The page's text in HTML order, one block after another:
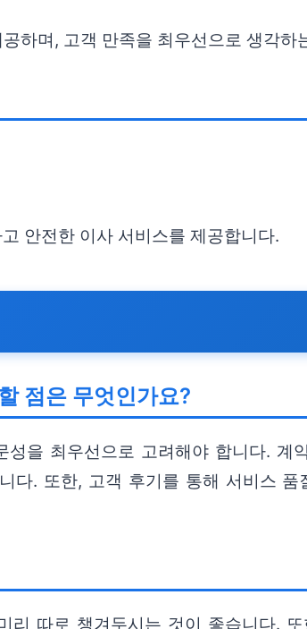
하며, 고객 만족을 최우선으로 생각하
안전한 이사 서비스를 제공합니다.
점은 무엇인가요?
을 최우선으로 고려해야 합니다. 계
. 또한, 고객 후기를 통해 서비스
따로 챙겨두시는 것이 좋습니다.